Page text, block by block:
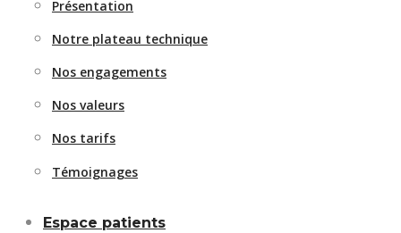
Présentation
Notre plateau technique
Nos engagements
Nos valeurs
Nos tarifs
Témoignages
Espace patients